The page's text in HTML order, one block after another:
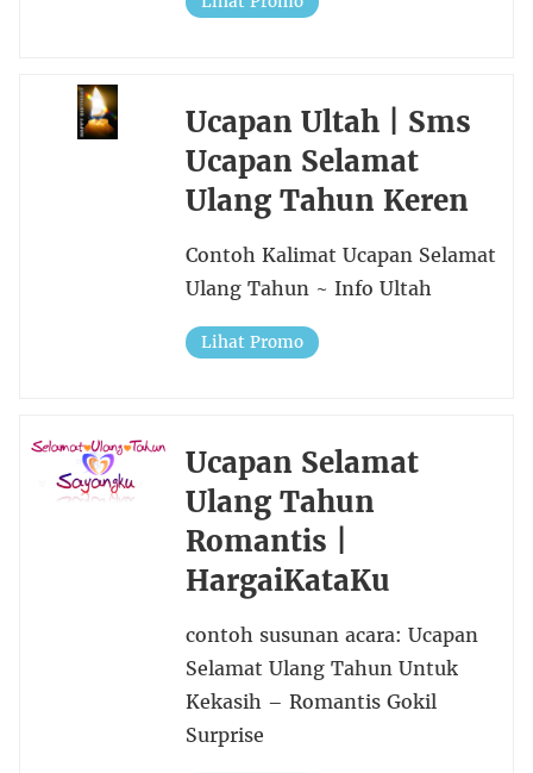
Ucapan Ultah | Sms
Ucapan Selamat
Ulang Tahun Keren
Contoh Kalimat Ucapan Selamat
Ulang Tahun ~ Info Ultah
Lihat Promo
Ucapan Selamat
Ulang Tahun
Romantis |
HargaiKataKu
contoh susunan acara: Ucapan
Selamat Ulang Tahun Untuk
Kekasih – Romantis Gokil
Surprise